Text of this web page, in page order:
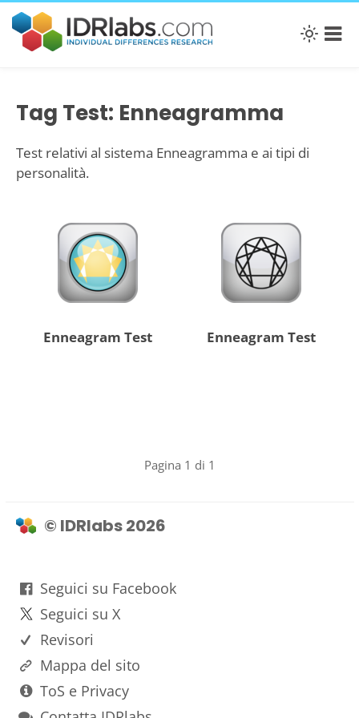
Tag Test: Enneagramma
Test relativi al sistema Enneagramma e ai tipi di
personalità.
Enneagram Test Enneagram Test
Pagina 1 di 1
© IDRlabs 2026
Seguici su Facebook
Seguici su X
Revisori
Mappa del sito
ToS e Privacy